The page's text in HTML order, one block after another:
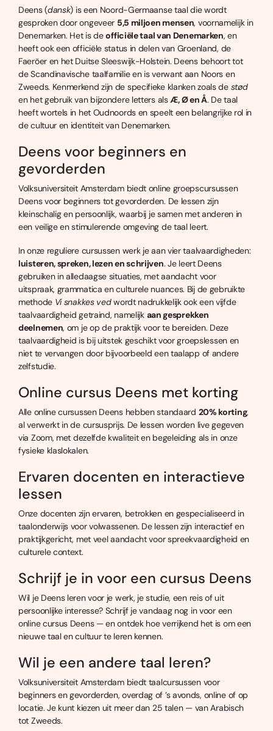
Deens (dansk) is een Noord-Germaanse taal die wordt
gesproken door ongeveer 5,5 miljoen mensen, voornamelijk in
Denemarken. Het is deofficiële taal van Denemarken, en
heeft ook een officiële status in delen van Groenland, de
Faeröer en het Duitse Sleeswijk-Holstein. Deens behoort tot
de Scandinavische taalfamilie en is verwant aan Noors en
Zweeds. Kenmerkend zijn de specifieke klanken zoals de stød
en het gebruik van bijzondere letters als Æ, Ø en Å. De taal
heeft wortels in het Oudnoords en speelt een belangrijke rol in
de cultuur en identiteit van Denemarken.
Deens voor beginners en
gevorderden
Volksuniversiteit Amsterdam biedt online groepscursussen
Deens voor beginners tot gevorderden. De lessen zijn
kleinschalig en persoonlijk, waarbij je samen met anderen in
een veilige en stimulerende omgeving de taal leert.
In onze reguliere cursussen werk je aan vier taalvaardigheden:
luisteren, spreken, lezen en schrijven. Je leert Deens
gebruiken in alledaagse situaties, met aandacht voor
uitspraak, grammatica en culturele nuances. Bij de gebruikte
methode Vi snakkes vedwordt nadrukkelijk ook een vijfde
taalvaardigheid getraind, namelijk aan gesprekken
deelnemen, om je op de praktijk voor te bereiden. Deze
taalvaardigheid is bij uitstek geschikt voor groepslessen en
niet te vervangen door bijvoorbeeld een taalapp of andere
zelfstudie.
Online cursus Deens met korting
Alle online cursussen Deens hebben standaard 20% korting,
al verwerkt in de cursusprijs. De lessen worden live gegeven
via Zoom, met dezelfde kwaliteit en begeleiding als in onze
fysieke klaslokalen.
Ervaren docenten en interactieve
lessen
Onze docenten zijn ervaren, betrokken en gespecialiseerd in
taalonderwijs voor volwassenen. De lessen zijn interactief en
praktijkgericht, met veel aandacht voor spreekvaardigheid en
culturele context.
Schrijf je in voor een cursus Deens
Wil je Deens leren voor je werk, je studie, een reis of uit
persoonlijke interesse? Schrijf je vandaag nog in voor een
online cursus Deens — en ontdek hoe verrijkend het is om een
nieuwe taal en cultuur te leren kennen.
Wil je een andere taal leren?
Volksuniversiteit Amsterdam biedt taalcursussen voor
beginners en gevorderden, overdag of ’s avonds, online of op
locatie. Je kunt kiezen uit meer dan 25 talen — van Arabisch
tot Zweeds.